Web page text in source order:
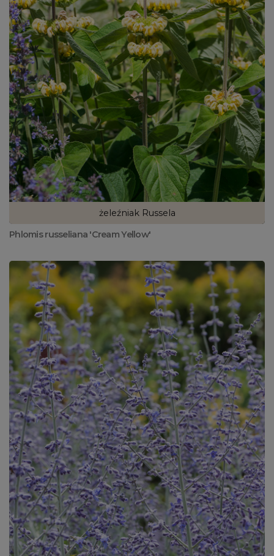
żeleźniak Russela
Phlomis russeliana 'Cream Yellow'